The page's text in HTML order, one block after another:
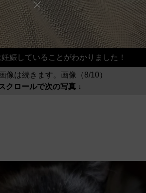
娠していることがわかりました！
像は続きます。画像（8/10）
クロールで次の写真 ↓